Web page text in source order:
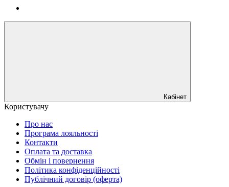
Кабінет
Користувачу
Про нас
Програма лояльності
Контакти
Оплата та доставка
Обмін і повернення
Політика конфіденційності
Публічний договір (оферта)